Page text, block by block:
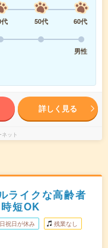
50代
60代
男性
詳しく見る
ット
ライクな高齢者
短OK
祝日が休み 残業なし